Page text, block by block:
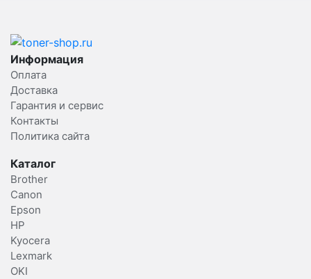
Информация
Оплата
Доставка
Гарантия и сервис
Контакты
Политика сайта
Каталог
Brother
Canon
Epson
HP
Kyocera
Lexmark
OKI